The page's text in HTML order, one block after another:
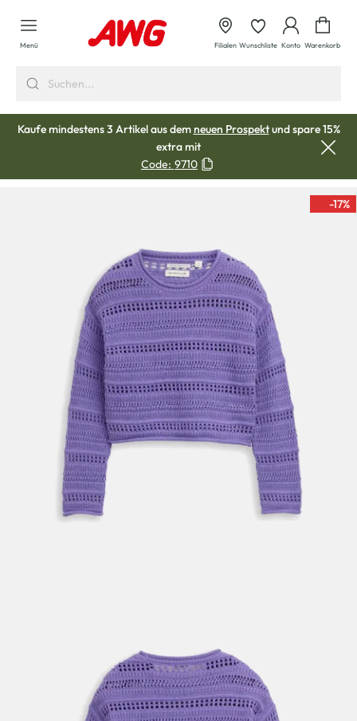
springen
Menü Filialen Wunschliste Konto Warenkorb
Kaufe mindestens 3 Artikel aus demneuen Prospektund spare 15%
extra mit
Code: 9710
-17%